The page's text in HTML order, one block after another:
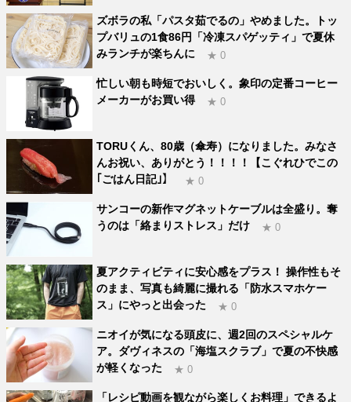
ズボラの私「パスタ茹でるの」やめました。トッ
プバリュの1食86円「冷凍スパゲッティ」で夏休
みランチが楽ちんに
★ 0
忙しい朝も時短でおいしく。象印の定番コーヒー
メーカーがお買い得
★ 0
TORUくん、80歳（傘寿）になりました。みなさ
んお祝い、ありがとう！！！！【こぐれひでこの
｢ごはん日記｣】
★ 0
サンコーの新作マグネットケーブルは全盛り。奪
うのは「絡まりストレス」だけ
★ 0
夏アクティビティに安心感をプラス！ 操作性もそ
のまま、写真も綺麗に撮れる「防水スマホケー
ス」にやっと出会った
★ 0
ニオイが気になる頭皮に、週2回のスペシャルケ
ア。ダヴィネスの「海塩スクラブ」で夏の不快感
が軽くなった
★ 0
「レシピ動画を観ながら楽しくお料理」できるよ